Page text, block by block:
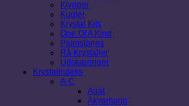
Klynger
Kugler
Krystal Kits
One Of A Kind
Palmstones
Rå Krystaller
Udskæringer
Krystalindeks
A-C
Agat
Akvamarin